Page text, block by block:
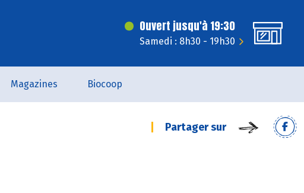
Ouvert jusqu'à 19:30
Samedi : 8h30 - 19h30
Magazines Biocoop
Partager sur